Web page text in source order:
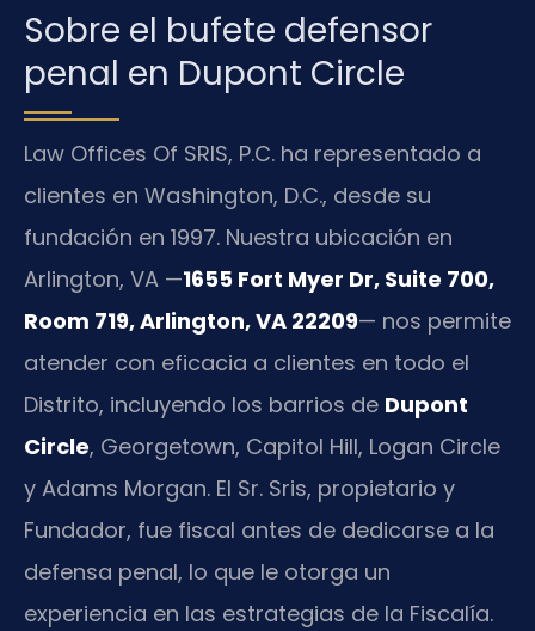
Sobre el bufete defensor
penal en Dupont Circle
Law Offices Of SRIS, P.C. ha representado a
clientes en Washington, D.C., desde su
fundación en 1997. Nuestra ubicación en
Arlington, VA —1655 Fort Myer Dr, Suite 700,
Room 719, Arlington, VA 22209— nos permite
atender con eficacia a clientes en todo el
Distrito, incluyendo los barrios de Dupont
Circle, Georgetown, Capitol Hill, Logan Circle
y Adams Morgan. El Sr. Sris, propietario y
Fundador, fue fiscal antes de dedicarse a la
defensa penal, lo que le otorga un
experiencia en las estrategias de la Fiscalía.